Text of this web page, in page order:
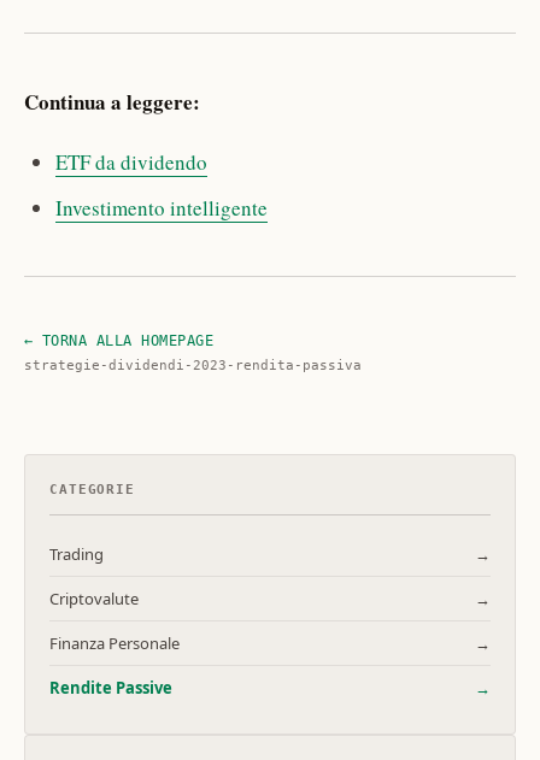
Continua a leggere:
ETF da dividendo
Investimento intelligente
← TORNA ALLA HOMEPAGE
strategie-dividendi-2023-rendita-passiva
CATEGORIE
Trading →
Criptovalute →
Finanza Personale →
Rendite Passive →